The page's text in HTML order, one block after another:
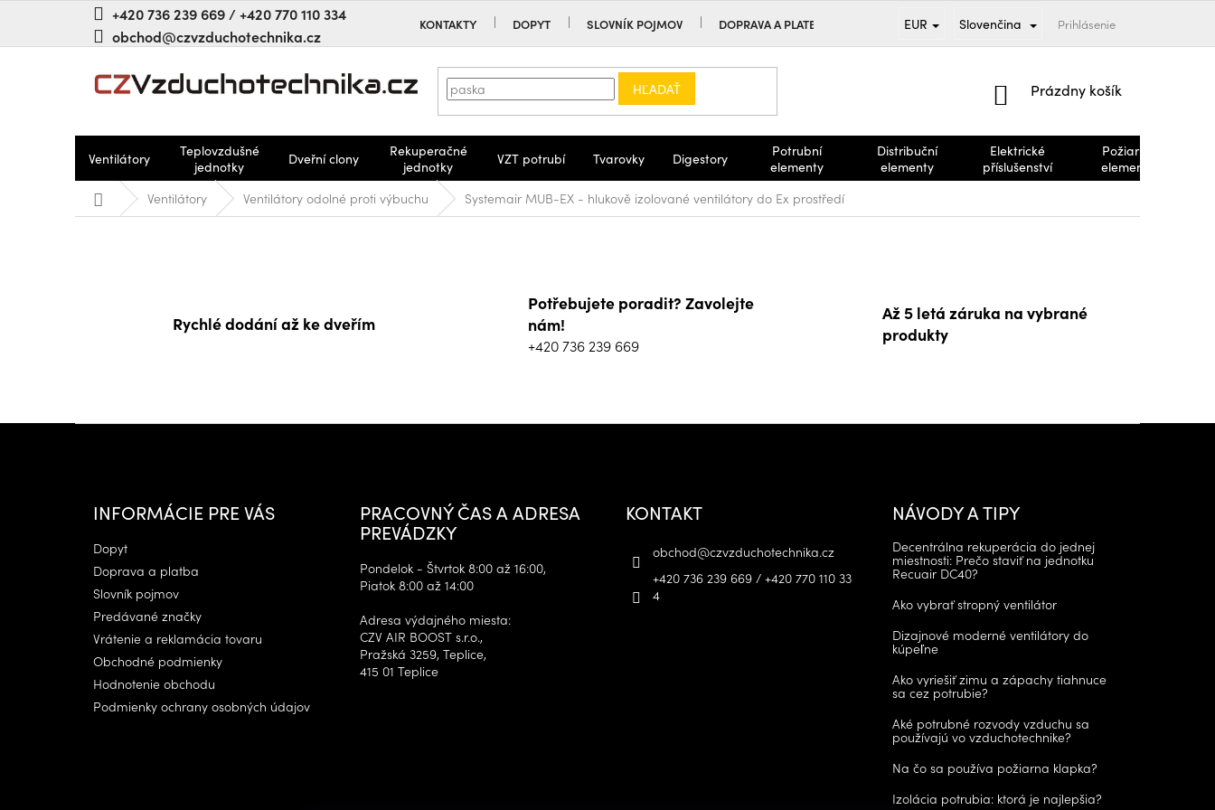
+420 736 239 669 / +420 770 110 334
obchod@czvzduchotechnika.cz
KONTAKTY DOPYT SLOVNÍK POJMOV DOPRAVA A PLATBA PREDÁVANÉ ZNAČKY OBCHODNÉ PODMIENKY
EUR Slovenčina Prihlásenie
HĽADAŤ
NÁKUPNÝ
Prázdny košík
Ventilátory
Teplovzdušné
jednotky
Dveřní clony
Rekuperačné
jednotky
VZT potrubí Tvarovky Digestory
Potrubní
elementy
Distribuční
elementy
Elektrické
příslušenství
Požiarne
elementy
DomovVentilátory Ventilátory odolné proti výbuchu Systemair MUB-EX - hlukově izolované ventilátory do Ex prostředí
Rychlé dodání až ke dveřím
Potřebujete poradit? Zavolejte
nám!
+420 736 239 669
Až 5 letá záruka na vybrané
produkty
INFORMÁCIE PRE VÁS
Dopyt
Doprava a platba
Slovník pojmov
Predávané značky
Vrátenie a reklamácia tovaru
Obchodné podmienky
Hodnotenie obchodu
Podmienky ochrany osobných údajov
PRACOVNÝ ČAS A ADRESA
PREVÁDZKY
Pondelok - Štvrtok 8:00 až 16:00,
Piatok 8:00 až 14:00
Adresa výdajného miesta:
CZV AIR BOOST s.r.o.,
Pražská 3259, Teplice,
415 01 Teplice
KONTAKT
obchod@czvzduchotechnika.cz
+420 736 239 669 / +420 770 110 33
4
NÁVODY A TIPY
Decentrálna rekuperácia do jednej
miestnosti: Prečo staviť na jednotku
Recuair DC40?
Ako vybrať stropný ventilátor
Dizajnové moderné ventilátory do
kúpeľne
Ako vyriešiť zimu a zápachy tiahnuce
sa cez potrubie?
Aké potrubné rozvody vzduchu sa
používajú vo vzduchotechnike?
Na čo sa používa požiarna klapka?
Izolácia potrubia: ktorá je najlepšia?